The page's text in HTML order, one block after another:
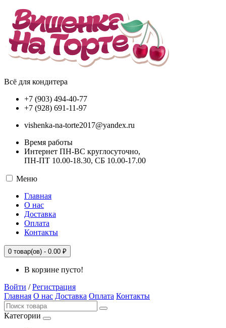
Всё для кондитера
+7 (903) 494-40-77
+7 (928) 691-11-97
vishenka-na-torte2017@yandex.ru
Время работы
Интернет ПН-ВС круглосуточно,
ПН-ПТ 10.00-18.30, СБ 10.00-17.00
Меню
Главная
О нас
Доставка
Оплата
Контакты
0 товар(ов) - 0.00 ₽
В корзине пусто!
Войти /Регистрация
Главная О нас Доставка Оплата Контакты
Категории